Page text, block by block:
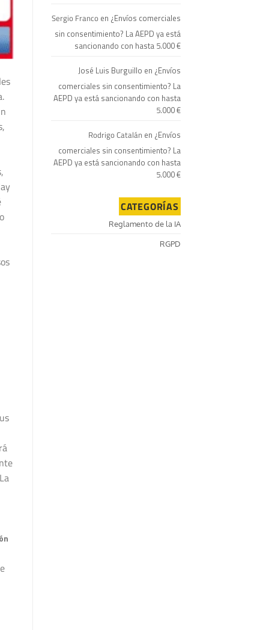
Sergio Franco en ¿Envíos comerciales
sin consentimiento? La AEPD ya está
sancionando con hasta 5.000 €
José Luis Burguillo en ¿Envíos
comerciales sin consentimiento? La
AEPD ya está sancionando con hasta
5.000 €
Rodrigo Catalán en ¿Envíos
comerciales sin consentimiento? La
AEPD ya está sancionando con hasta
5.000 €
CATEGORÍAS
Reglamento de la IA
RGPD